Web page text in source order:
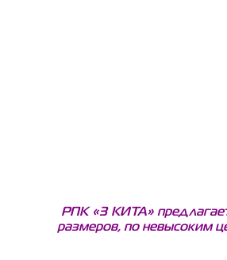
РПК «3 КИТА»
размеров, по невысоким